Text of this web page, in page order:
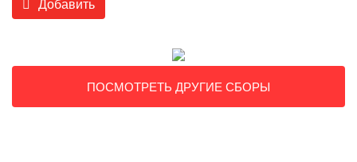
ПОСМОТРЕТЬ ДРУГИЕ СБОРЫ